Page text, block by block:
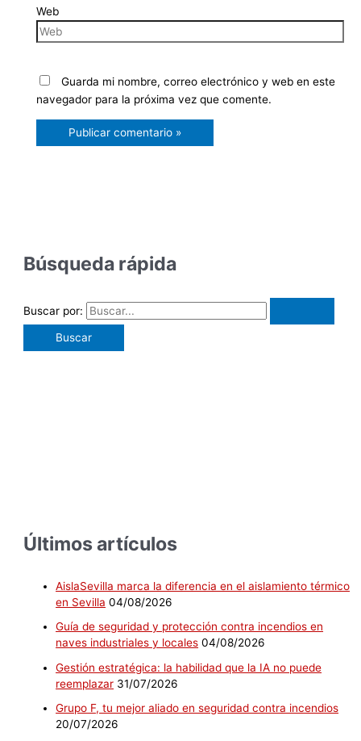
Web
Guarda mi nombre, correo electrónico y web en este
navegador para la próxima vez que comente.
Búsqueda rápida
Buscar por:
Últimos artículos
AislaSevilla marca la diferencia en el aislamiento térmico
en Sevilla 04/08/2026
Guía de seguridad y protección contra incendios en
naves industriales y locales 04/08/2026
Gestión estratégica: la habilidad que la IA no puede
reemplazar 31/07/2026
Grupo F, tu mejor aliado en seguridad contra incendios
20/07/2026